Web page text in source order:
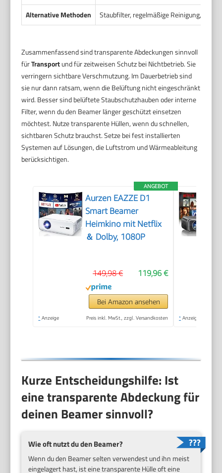
Alternative Methoden
Staubfilter, regelmäßige Reinigung,
Zusammenfassend sind transparente Abdeckungen sinnvoll
fürTransportund für zeitweisen Schutz bei Nichtbetrieb. Sie
verringern sichtbare Verschmutzung. Im Dauerbetrieb sind
sie nur dann ratsam, wenn die Belüftung nicht eingeschränkt
wird. Besser sind belüftete Staubschutzhauben oder interne
Filter, wenn du den Beamer länger geschützt einsetzen
möchtest. Nutze transparente Hüllen, wenn du schnellen,
sichtbaren Schutz brauchst. Setze bei fest installierten
Systemen auf Lösungen, die Luftstrom und Wärmeableitung
berücksichtigen.
ANGEBOT
Aurzen EAZZE D1
Smart Beamer
Heimkino mit Netflix
＆ Dolby, 1080P
119,96 €
149,98 €
Bei Amazon ansehen
* Anzeige Preis inkl. MwSt., zzgl. Versandkosten * Anzeige
Kurze Entscheidungshilfe: Ist
eine transparente Abdeckung für
deinen Beamer sinnvoll?
Wie oft nutzt du den Beamer?
Wenn du den Beamer selten verwendest und ihn meist
eingelagert hast, ist eine transparente Hülle oft eine